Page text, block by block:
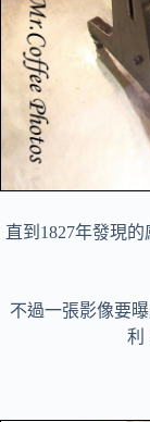
直到1827年發現
不過一張影像要
利